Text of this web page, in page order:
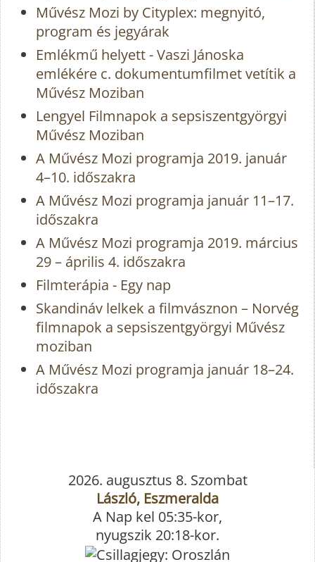
Művész Mozi by Cityplex: megnyitó,
program és jegyárak
Emlékmű helyett - Vaszi Jánoska
emlékére c. dokumentumfilmet vetítik a
Művész Moziban
Lengyel Filmnapok a sepsiszentgyörgyi
Művész Moziban
A Művész Mozi programja 2019. január
4–10. időszakra
A Művész Mozi programja január 11–17.
időszakra
A Művész Mozi programja 2019. március
29 – április 4. időszakra
Filmterápia - Egy nap
Skandináv lelkek a filmvásznon – Norvég
filmnapok a sepsiszentgyörgyi Művész
moziban
A Művész Mozi programja január 18–24.
időszakra
2026. augusztus 8. Szombat
László, Eszmeralda
A Nap kel 05:35-kor,
nyugszik 20:18-kor.